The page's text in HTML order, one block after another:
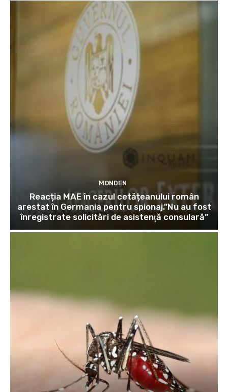
MONDEN
Reacția MAE în cazul cetățeanului român
arestat în Germania pentru spionaj.”Nu au fost
înregistrate solicitări de asistenţă consulară”